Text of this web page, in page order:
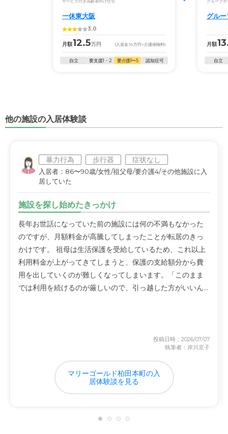
サービス付き高齢者向け住宅
一休東大阪
3.0
月額12.5万円 (入居金10万円 +介護保険料)
自立 要支援1・2 要介護1〜5 認知症可
グループホ
グル
月額
自立
他の施設の入居体験談
暴力行為 歩行器 症状なし
入居者：86〜90歳/女性/祖父母/要介護4/その他施設に入
居していた
施設を探し始めたきっかけ
長年お世話になっていた前の施設には何の不満もなかった
のですが、月額料金が高騰してしまったことが転居のきっ
かけです。 祖母は生活保護を受給しているため、これ以上
利用料金が上がってきてしまうと、保護の支給額分から費
用を出していくのが難しくなってしまいます。「このまま
では利用を続けるのが厳しいので、引っ越した方がいいん...
投稿日時：2026/07/07
執筆者：岸川京子
マリーゴールド柏田本町の入
居体験談を見る